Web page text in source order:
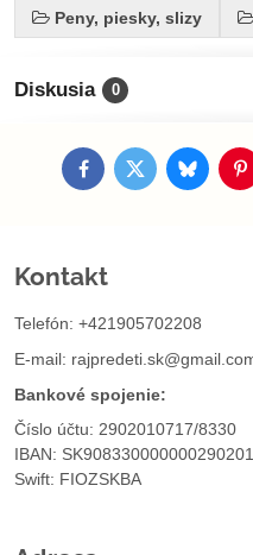
Peny, piesky, slizy
Diskusia 0
FacebookTwitterBluesky
Kontakt
Telefón: +421905702208
E-mail:
Bankové spojenie:
Číslo účtu: 2902010717/8330
IBAN:
Swift: FIOZSKBA